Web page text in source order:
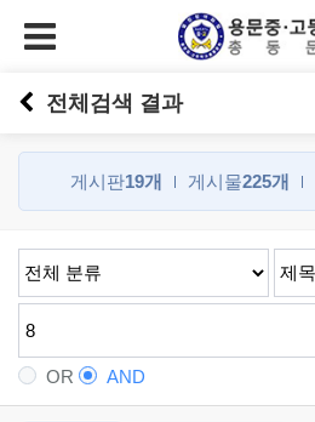
전체검색 결과
게시판19개 게시물225개
OR AND